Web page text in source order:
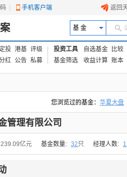
手机客户端 返回
基 金
定投 港基 评级
红 公告 私募
投资工具 自选基金
比较
基金筛选
收益计算 账本
您浏览过的基金： 华夏大盘
易方达上证中盘ETF联接A
管理有限公司
239.09亿元 基金数量: 32只 经理人数: